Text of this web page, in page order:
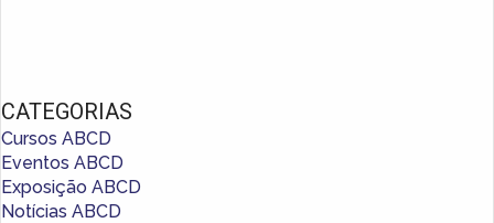
CATEGORIAS
Cursos ABCD
Eventos ABCD
Exposição ABCD
Notícias ABCD